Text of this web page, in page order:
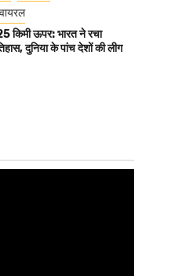
किमी ऊपर: भारत ने रचा
दुनिया के पांच देशों की लीग